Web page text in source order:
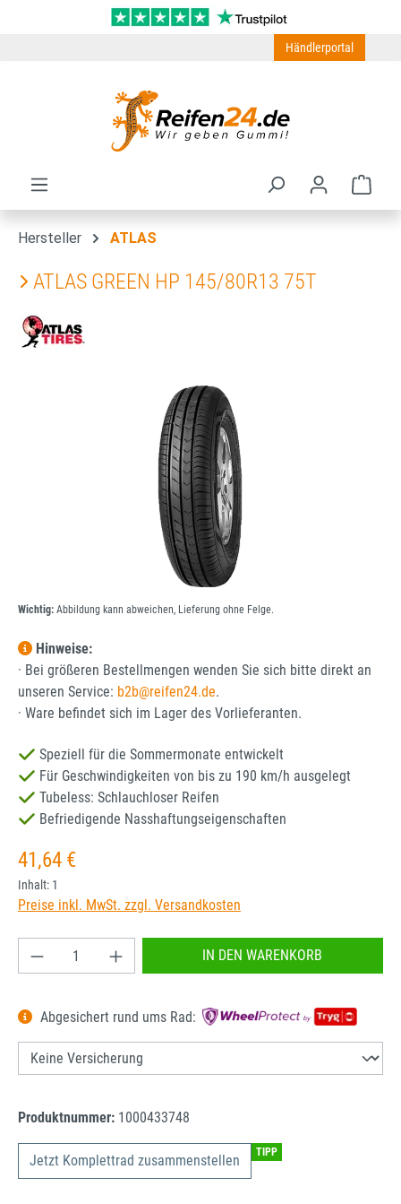
Zum Hauptinhalt springen
Händlerportal
Hersteller ATLAS
ATLAS GREEN HP 145/80R13 75T
Wichtig: Abbildung kann abweichen, Lieferung ohne Felge.
Hinweise:
· Bei größeren Bestellmengen wenden Sie sich bitte direkt an
unseren Service: b2b@reifen24.de.
· Ware befindet sich im Lager des Vorlieferanten.
Speziell für die Sommermonate entwickelt
Für Geschwindigkeiten von bis zu 190 km/h ausgelegt
Tubeless: Schlauchloser Reifen
Befriedigende Nasshaftungseigenschaften
Regulärer Preis:
41,64 €
Inhalt: 1
Preise inkl. MwSt. zzgl. Versandkosten
Produkt Anzahl: Gib den gewünschten Wert
IN DEN WARENKORB
Abgesichert rund ums Rad:
Produktnummer: 1000433748
Jetzt Komplettrad zusammenstellen TIPP